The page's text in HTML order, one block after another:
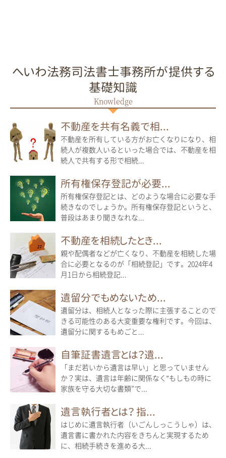
へいわ法務司法書士事務所が提供する
基礎知識
不動産を共有名義で相...
不動産を所有している方がお亡くなりになり、相
続人が複数人いるといった場合では、不動産を相
続人で共有する形で相続...
所有権保存登記が必要...
所有権保存登記とは、どのような場合に必要な手
続きなのでしょうか。所有権保存登記というと、
普段はあまり聞きなれな...
不動産を相続したとき...
親や配偶者などが亡くなり、不動産を相続した場
合に必要となるのが「相続登記」です。2024年4
月1日から相続登記...
遺留分でもめないため...
遺留分は、相続人となった際に主張することので
きる可能性のある大変重要な権利です。今回は、
遺留分に関するもめごと...
自筆証書遺言とは？遺...
「まだ若いから遺言は早い」と思っていません
か？実は、遺言は年齢に関係なく“もしもの時に
家族を守る大切な書類”で...
遺言執行者とは？ 指...
はじめに遺言執行者（いごんしっこうしゃ）は、
遺言書に書かれた内容をきちんと実現するため
に、相続手続きを進める大...